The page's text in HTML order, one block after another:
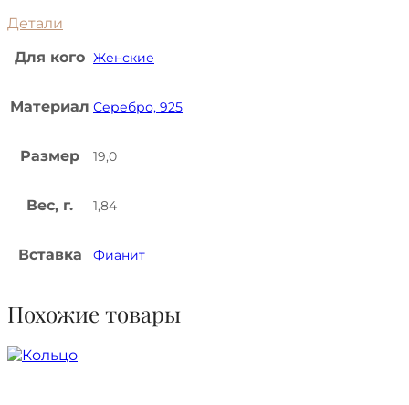
Детали
Для кого Женские
Материал Серебро, 925
Размер 19,0
Вес, г. 1,84
Вставка Фианит
Похожие товары